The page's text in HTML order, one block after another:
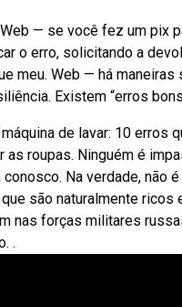
— se você fez um pix
o erro, solicitando a
meu. Web — há
Existem “erros
de lavar: 10 erros
as roupas. Ninguém é
Na verdade, não
são naturalmente
nas forças militares
.